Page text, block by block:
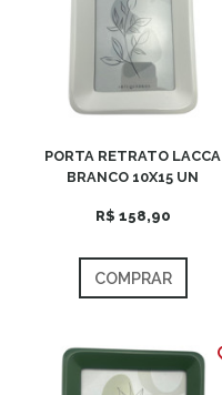
PORTA RETRATO LACCA
BRANCO 10X15 UN
R$ 158,90
COMPRAR